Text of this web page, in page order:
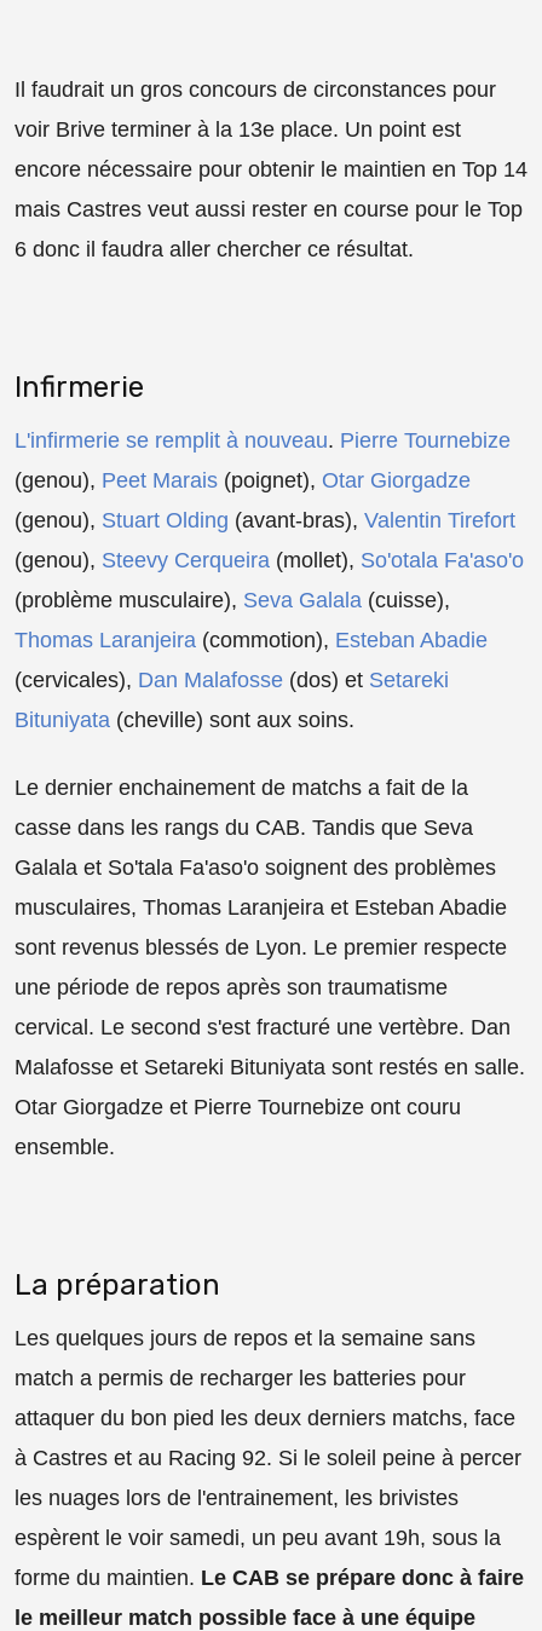
Il faudrait un gros concours de circonstances pour
voir Brive terminer à la 13e place. Un point est
encore nécessaire pour obtenir le maintien en Top 14
mais Castres veut aussi rester en course pour le Top
6 donc il faudra aller chercher ce résultat.
Infirmerie
L'infirmerie se remplit à nouveau. Pierre Tournebize
(genou), Peet Marais (poignet), Otar Giorgadze
(genou), Stuart Olding (avant-bras), Valentin Tirefort
(genou), Steevy Cerqueira (mollet), So'otala Fa'aso'o
(problème musculaire), Seva Galala (cuisse),
Thomas Laranjeira (commotion), Esteban Abadie
(cervicales), Dan Malafosse (dos) et Setareki
Bituniyata (cheville) sont aux soins.
Le dernier enchainement de matchs a fait de la
casse dans les rangs du CAB. Tandis que Seva
Galala et So'tala Fa'aso'o soignent des problèmes
musculaires, Thomas Laranjeira et Esteban Abadie
sont revenus blessés de Lyon. Le premier respecte
une période de repos après son traumatisme
cervical. Le second s'est fracturé une vertèbre. Dan
Malafosse et Setareki Bituniyata sont restés en salle.
Otar Giorgadze et Pierre Tournebize ont couru
ensemble.
La préparation
Les quelques jours de repos et la semaine sans
match a permis de recharger les batteries pour
attaquer du bon pied les deux derniers matchs, face
à Castres et au Racing 92. Si le soleil peine à percer
les nuages lors de l'entrainement, les brivistes
espèrent le voir samedi, un peu avant 19h, sous la
forme du maintien. Le CAB se prépare donc à faire
le meilleur match possible face à une équipe